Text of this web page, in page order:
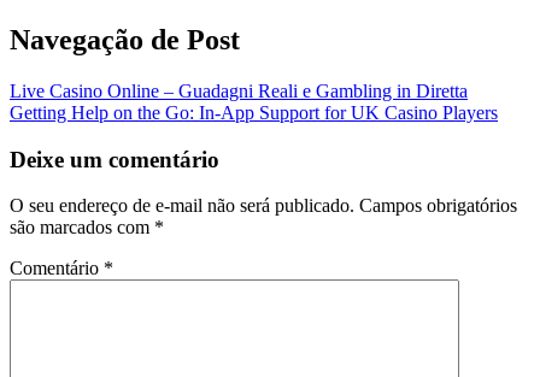
Navegação de Post
Live Casino Online – Guadagni Reali e Gambling in Diretta
Getting Help on the Go: In-App Support for UK Casino Players
Deixe um comentário
O seu endereço de e-mail não será publicado. Campos obrigatórios
são marcados com *
Comentário *